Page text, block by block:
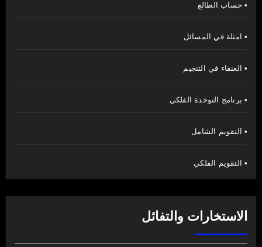
• حساب الطالع
• امثلة في المسائل
• العنقاء في التنجيم
• برنامج النوخذة الفلكي
• التقويم الشامل
• التقويم الفلكي
الاستخارات والتفائل